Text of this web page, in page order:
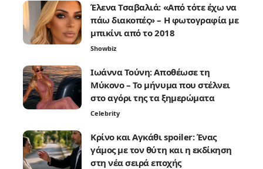
Έλενα Τσαβαλιά: «Από τότε έχω να
πάω διακοπές» – Η φωτογραφία με
μπικίνι από το 2018
Showbiz
Ιωάννα Τούνη: Αποθέωσε τη
Μύκονο – Το μήνυμα που στέλνει
στο αγόρι της τα ξημερώματα
Celebrity
Κρίνο και Αγκάθι spoiler: Ένας
γάμος με τον θύτη και η εκδίκηση
στη νέα σειρά εποχής